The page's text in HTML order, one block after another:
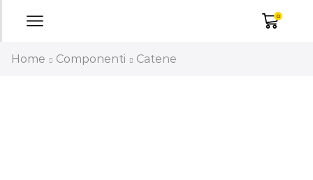
0
Home Componenti Catene